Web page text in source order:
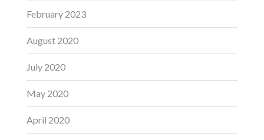
February 2023
August 2020
July 2020
May 2020
April 2020